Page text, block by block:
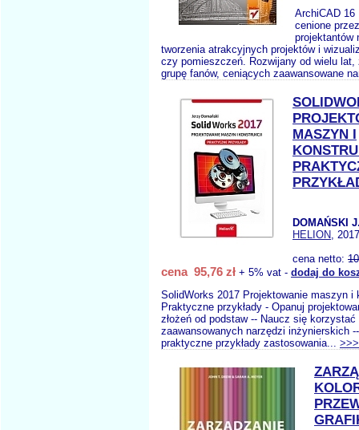
ArchiCAD 16
cenione
projektantów
tworzenia atrakcyjnych projektów i
czy pomieszczeń. Rozwijany od wielu lat,
grupę fanów, ceniących zaawansowane
MASZYN I
DOMAŃSKI
HELION,
cena netto:
cena 95,76 zł + 5% vat - dodaj do
SolidWorks 2017 Projektowanie maszyn i
Praktyczne przykłady - Opanuj
złożeń od podstaw -- Naucz się korzystać
zaawansowanych narzędzi inżynierskich
praktyczne przykłady zastosowania... >>>